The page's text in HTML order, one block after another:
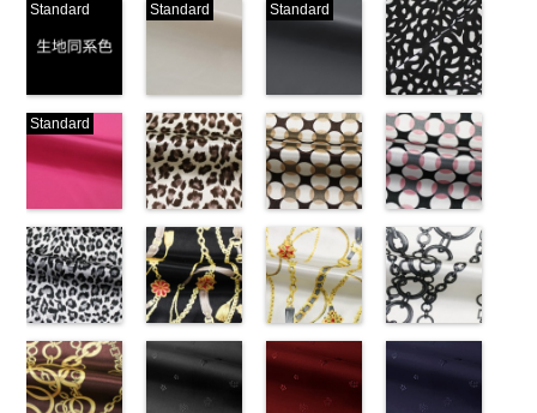
(-/TK)
http://www.anys.co.jp/wp-
content/uploads/2013/04/jpg
ステル100％
CHARALIST、
d.、
DOLCELABY、
JEANNE、
LUNAMARY、
LUNAMARY
Standard
(221/OT)
http://www.anys.co.jp/wp-
content/uploads/2013/04/221.jpg
221 ベージュ
ステル100％
CHARALIST、
d.、
DOLCELABY、
JEANNE、
LUNAMARY、
LUNAMARY
Standard
(19/OT)
http://www.anys.co.jp/wp-
content/uploads/2013/02/19.jpg
19 ブラック
ステル100％
CHARALIST、
d.、
DOLCELABY、
JEANNE、
LUNAMARY、
LUNAMARY
Standard
ワイト模様
(KKP3601-
24-C)
http://
24-c.jpg
KKP3601-24-
C ブラック×
ホワイト
テル100％
DOLCELABY、
FairyRose
(777/OT)
http://www.anys.co.jp/wp-
content/uploads/2013/08/777.jpg
777 ピンク
ステル100％
CHARALIST、
d.、
Standard
ブラウン
(KKP1092-
55-B/UN)
http://www.anys.co.jp/wp-
55-b.jpg
KKP1092-55-
ブラウン
柄ベージュ
(KKP1092-
93-C/UN)
http://www.anys.co.jp/wp-
93-c.jpg
KKP1092-93-
ベージュ
柄ピンク
(KKP1092-
93-D/UN)
http://
93-d.jpg
KKP1092-93-
ピンク
グレー
(KKP1092-
55-C/UN)
ト柄ブラック
(KKP1092-
137-D/UN)
ト柄ホワイト
(KKP1092-
137-A/UN)
ワイト
(KKP2090-
145-A/UN)